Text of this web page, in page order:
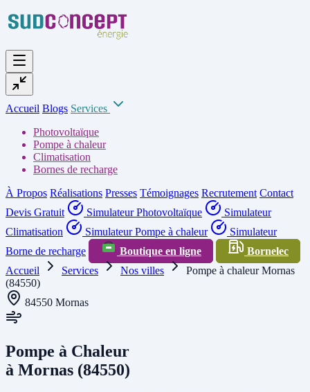
Accueil Blogs Services
Photovoltaïque
Pompe à chaleur
Climatisation
Bornes de recharge
À Propos Réalisations Presses Témoignages Recrutement Contact
Devis Gratuit
Simulateur Photovoltaïque
Simulateur
Climatisation
Simulateur Pompe à chaleur
Simulateur
Borne de recharge
Boutique en ligne
Bornelec
Accueil
Services Nos villes
Pompe à chaleur Mornas
(84550)
84550 Mornas
Pompe à Chaleur
à Mornas (84550)